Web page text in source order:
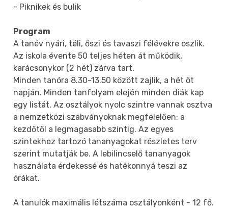
- Piknikek és bulik
Program
A tanév nyári, téli, őszi és tavaszi félévekre oszlik.
Az iskola évente 50 teljes héten át működik,
karácsonykor (2 hét) zárva tart.
Minden tanóra 8.30-13.50 között zajlik, a hét öt
napján. Minden tanfolyam elején minden diák kap
egy listát. Az osztályok nyolc szintre vannak osztva
a nemzetközi szabványoknak megfelelően: a
kezdőtől a legmagasabb szintig. Az egyes
szintekhez tartozó tananyagokat részletes terv
szerint mutatják be. A lebilincselő tananyagok
használata érdekessé és hatékonnyá teszi az
órákat.
A tanulók maximális létszáma osztályonként - 12 fő.